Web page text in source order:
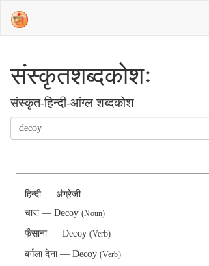
संस्‍कृतशब्‍दकोशः
संस्‍कृत-हिन्दी-आंग्ल शब्दकोश
हिन्दी — अंग्रेजी
चारा — Decoy (Noun)
फँसाना — Decoy (Verb)
बर्गला देना — Decoy (Verb)